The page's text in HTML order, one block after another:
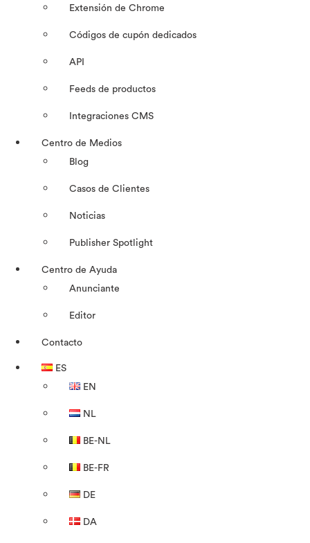
Extensión de Chrome
Códigos de cupón dedicados
API
Feeds de productos
Integraciones CMS
Centro de Medios
Blog
Casos de Clientes
Noticias
Publisher Spotlight
Centro de Ayuda
Anunciante
Editor
Contacto
ES
EN
NL
BE-NL
BE-FR
DE
DA